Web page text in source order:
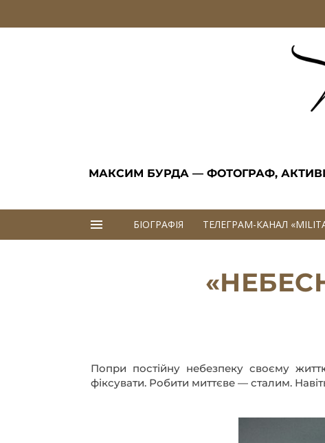
МАКСИМ БУРДА — ФОТОГРАФ,
БІОГРАФІЯ ТЕЛЕГРАМ-КАНАЛ
Попри постійну небезпеку своєму життю, обстріли, надважкі умови, Максим не залишив свого призначення — документувати,
фіксувати. Робити миттєве — сталим.